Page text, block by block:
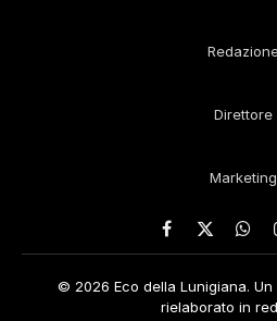
Direttore
Marketing
Facebook
X
© 2026 Eco della Lunigiana. Un
rielaborato in